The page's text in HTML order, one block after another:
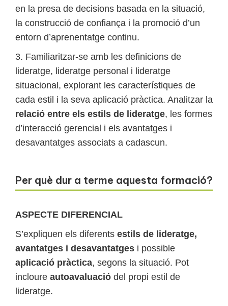
en la presa de decisions basada en la situació,
la construcció de confiança i la promoció d’un
entorn d’aprenentatge continu.
3. Familiaritzar-se amb les definicions de
lideratge, lideratge personal i lideratge
situacional, explorant les característiques de
cada estil i la seva aplicació pràctica. Analitzar la
relació entre els estils de lideratge, les formes
d’interacció gerencial i els avantatges i
desavantatges associats a cadascun.
Per què dur a terme aquesta formació?
ASPECTE DIFERENCIAL
S’expliquen els diferents estils de lideratge,
avantatges i desavantatges i possible
aplicació pràctica, segons la situació. Pot
incloure autoavaluació del propi estil de
lideratge.